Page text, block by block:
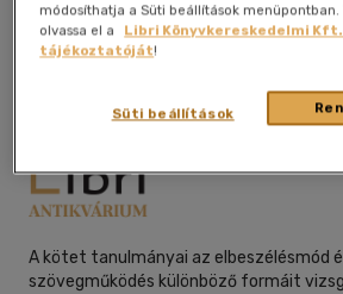
Kívánságlistához adom
Ráció Kiadó|2010|magyar nyelvű|
A kötet tanulmányai az elbeszélésmód
szövegműködés különböző formáit
módosíthatja a Süti beállítások menüpontban.
olvassa el a
Libri Könyvkereskedelmi
tájékoztatóját!
Süti beállítások